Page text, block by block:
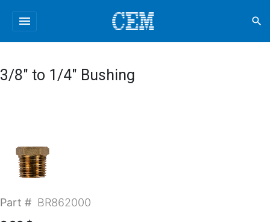
menu search
3/8" to 1/4" Bushing
Part # BR862000